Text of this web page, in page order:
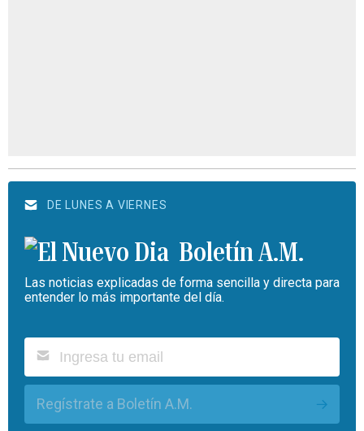
DE LUNES A VIERNES
Boletín A.M.
Las noticias explicadas de forma sencilla y directa para
entender lo más importante del día.
Regístrate a Boletín A.M.